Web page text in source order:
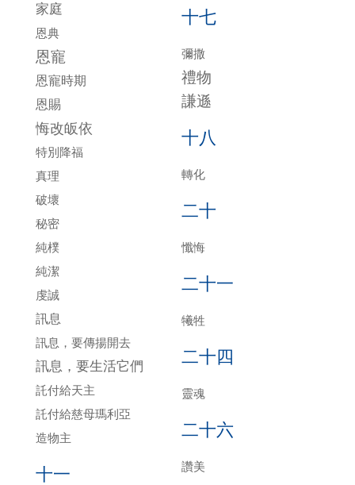
家庭
恩典
恩寵
恩寵時期
恩賜
悔改皈依
特別降福
真理
破壞
秘密
純樸
純潔
虔誠
訊息
訊息，要傳揚開去
訊息，要生活它們
託付給天主
託付給慈母瑪利亞
造物主
十一
十七
彌撒
禮物
謙遜
十八
轉化
二十
懺悔
二十一
犧牲
二十四
靈魂
二十六
讚美